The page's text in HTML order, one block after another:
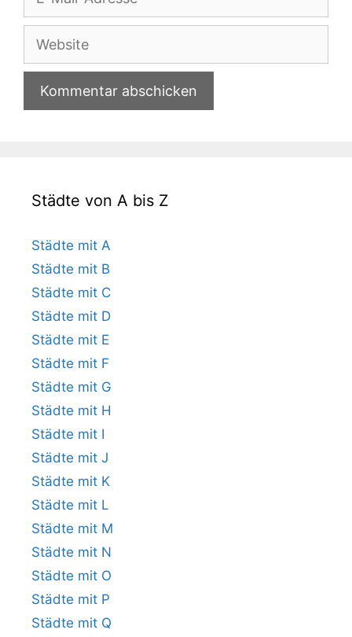
Adresse
Website
Städte von A bis Z
Städte mit A
Städte mit B
Städte mit C
Städte mit D
Städte mit E
Städte mit F
Städte mit G
Städte mit H
Städte mit I
Städte mit J
Städte mit K
Städte mit L
Städte mit M
Städte mit N
Städte mit O
Städte mit P
Städte mit Q